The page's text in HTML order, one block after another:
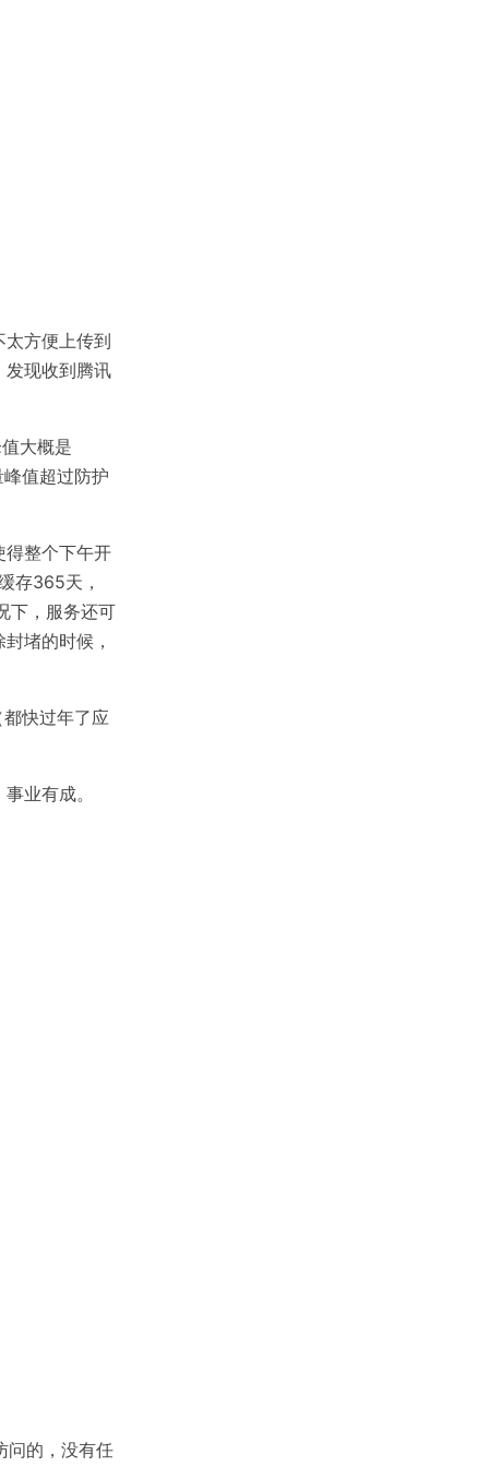
方便上传到
发现收到腾讯
大概是
值超过防护
得整个下午开
存365天，
下，服务还可
堵的时候，
快过年了应
业有成。
问的，没有任